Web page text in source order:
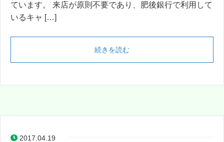
ています。 来店が原則不要であり、肥後銀行で利用して
いるキャ […]
続きを読む
2017.04.19